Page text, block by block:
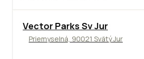
Vector Parks Sv Jur
Priemyselná, 90021 Svätý Jur